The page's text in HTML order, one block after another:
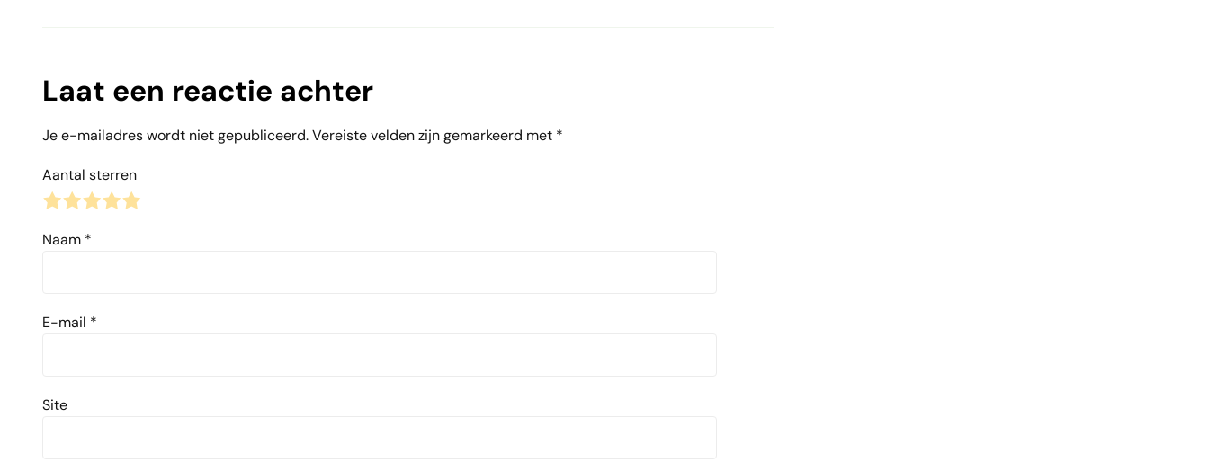
Laat een reactie achter
Je e-mailadres wordt niet gepubliceerd.Vereiste velden zijn gemarkeerd met *
Aantal sterren
4
3
2
1
Naam *
E-mail *
Site